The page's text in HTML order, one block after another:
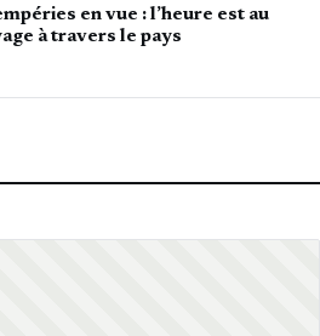
en vue : l’heure est au
à travers le pays